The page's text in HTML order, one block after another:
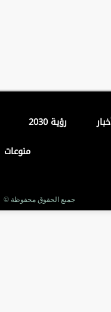
رؤية 2030
منوعات
جميع الحقوق محفوظة ©